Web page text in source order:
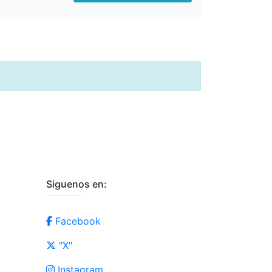
Siguenos en:
Facebook
"X"
Instagram